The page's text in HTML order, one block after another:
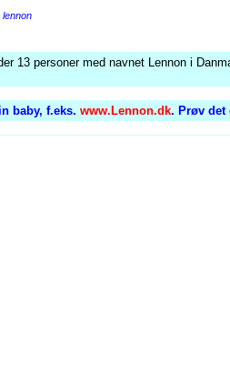
lennon
13 personer med navnet Lennon i
baby, f.eks. www.Lennon.dk. Prøv det